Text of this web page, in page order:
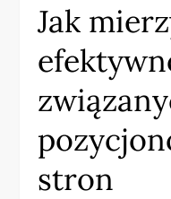
Jak
stron